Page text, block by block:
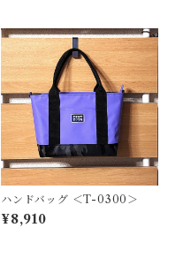
ハンドバッグ ＜T-0300＞
¥8,910